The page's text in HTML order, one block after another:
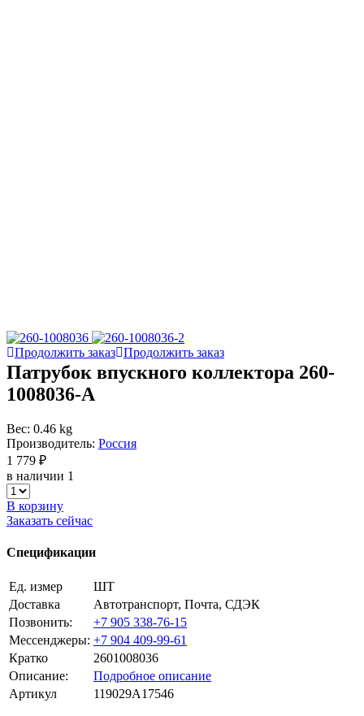
Продолжить заказ Продолжить заказ
Патрубок впускного коллектора 260-
1008036-А
Вес: 0.46 kg
Производитель: Россия
1 779 ₽
в наличии 1
В корзину
Заказать сейчас
Спецификации
Ед. измер
ШТ
Доставка
Автотранспорт, Почта, СДЭК
Позвонить:
+7 905 338-76-15
Мессенджеры: +7 904 409-99-61
Кратко
2601008036
Описание:
Подробное описание
Артикул
119029A17546